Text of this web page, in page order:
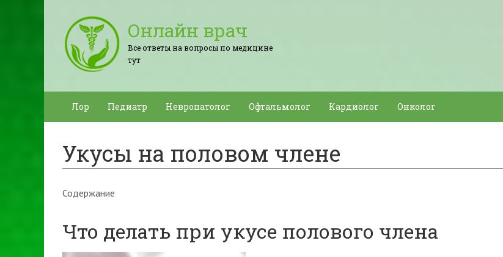
Онлайн врач
Все ответы на вопросы по медицине
тут
Лор Педиатр Невропатолог Офтальмолог Кардиолог Онколог
Укусы на половом члене
Содержание
Что делать при укусе полового члена